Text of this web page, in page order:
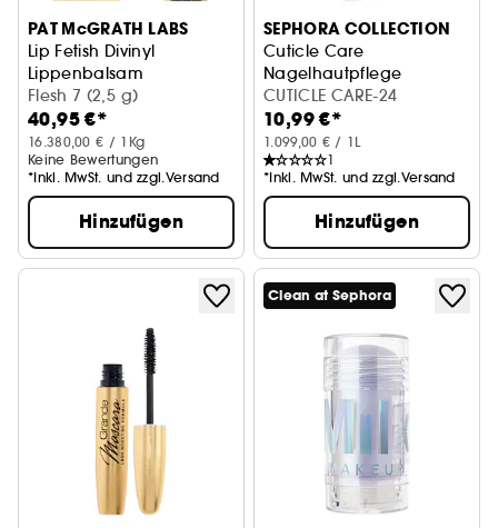
PAT McGRATH LABS
Lip Fetish Divinyl
Lippenbalsam
Bridgerton Collection
Flesh 7 (2,5 g)
40,95 €*
16.380,00 € / 1Kg
Keine Bewertungen
*Inkl. MwSt. und zzgl.Versand
Hinzufügen
SEPHORA COLLECTION
Cuticle Care
Nagelhautpflege
CUTICLE CARE-24
10,99 €*
1.099,00 € / 1L
1
*Inkl. MwSt. und zzgl.Versand
Hinzufügen
Clean at Sephora